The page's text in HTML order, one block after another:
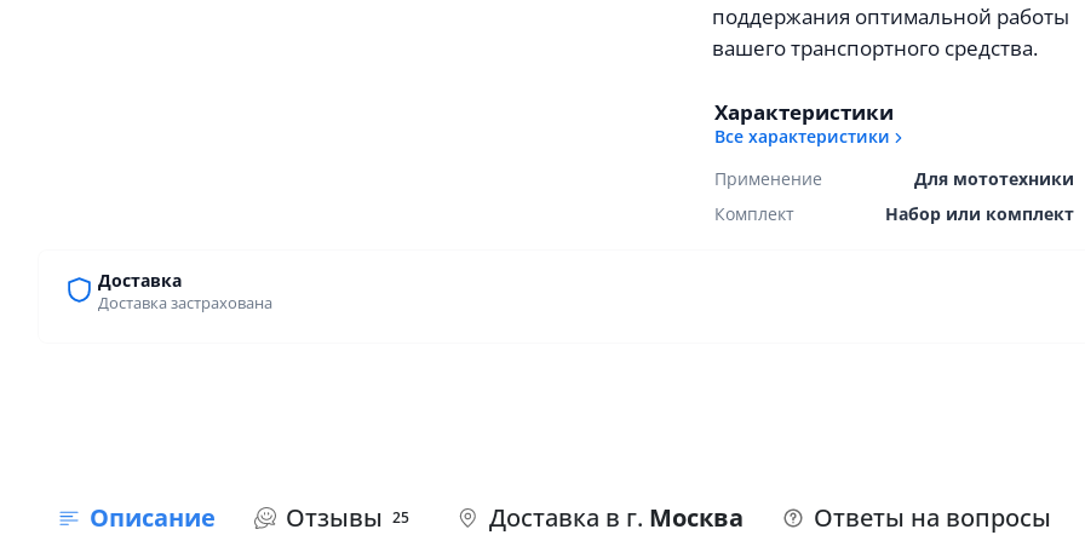
поддержания оптимальной работы
вашего транспортного средства.
Характеристики
Все характеристики
Применение
Для мототехники
Комплект
Набор или комплект
Доставка
Доставка застрахована
Описание Отзывы 25 Доставка в г. Москва Ответы на вопросы